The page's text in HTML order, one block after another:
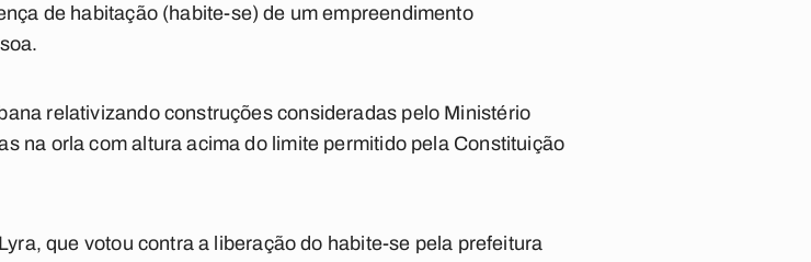
de habitação (habite-se) de um empreendimento
relativizando construções consideradas pelo Ministério
na orla com altura acima do limite permitido pela Constituição
que votou contra a liberação do habite-se pela prefeitura